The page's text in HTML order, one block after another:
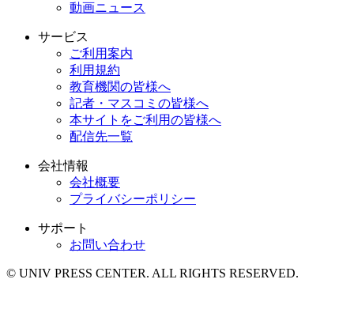
動画ニュース
サービス
ご利用案内
利用規約
教育機関の皆様へ
記者・マスコミの皆様へ
本サイトをご利用の皆様へ
配信先一覧
会社情報
会社概要
プライバシーポリシー
サポート
お問い合わせ
© UNIV PRESS CENTER. ALL RIGHTS RESERVED.